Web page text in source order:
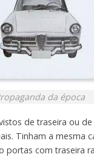
da época
de traseira ou
Tinham a mesma
portas com traseira